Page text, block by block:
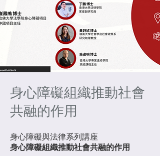
身心障礙組織推動社會
共融的作用
身心障礙與法律系列講座
身心障礙組織推動社會共融的作用